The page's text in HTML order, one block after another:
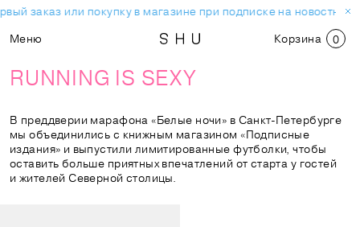
заказ или покупку в магазине при подписке на новостную
Меню
Корзина 0
RUNNING IS SEXY
В преддверии марафона «Белые ночи» в Санкт-Петербурге
мы объединились с книжным магазином «Подписные
издания» и выпустили лимитированные футболки, чтобы
оставить больше приятных впечатлений от старта у гостей
и жителей Северной столицы.